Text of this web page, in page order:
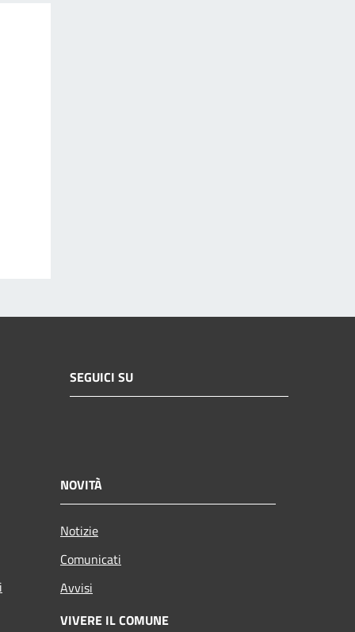
SEGUICI SU
NOVITÀ
Notizie
Comunicati
Avvisi
VIVERE IL COMUNE